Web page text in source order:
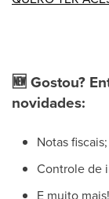
🆕Gostou?
novidades:
Notas fiscais;
Controle de
E muito mais!